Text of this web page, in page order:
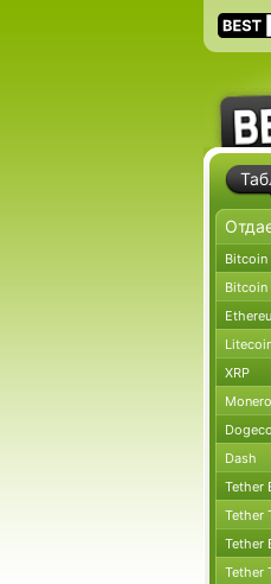
Bitcoin
Bitcoin
XRP
Monero
Dash
Tether
Tether
Tether
Tether